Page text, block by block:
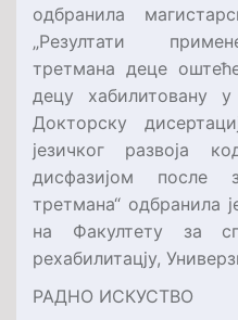
одбранила
„Резултати
третмана деце
децу хабилитовану у
Докторску
језичког развоја
дисфазијом после
третмана“ одбранила
на Факултету за
рехабилитацју,
РАДНО ИСКУСТВО